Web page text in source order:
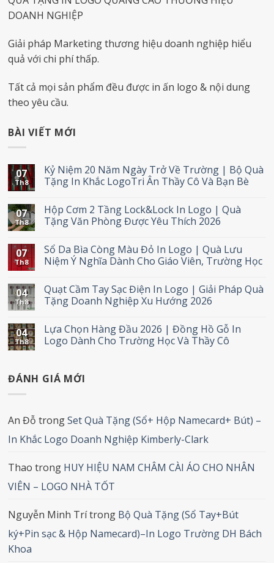
DOANH NGHIỆP
Giải pháp Marketing thương hiệu doanh nghiệp hiểu
quả với chi phí thấp.
Tất cả mọi sản phẩm đều được in ấn logo & nội dung
theo yêu cầu.
BÀI VIẾT MỚI
07
Th8
Kỷ Niệm 20 Năm Ngày Trở Về Trường | Bộ Quà
Tặng In Khắc LogoTri Ân Thầy Cô Và Bạn Bè
07
Th8
Hộp Cơm 2 Tầng Lock&Lock In Logo | Quà
Tặng Văn Phòng Được Yêu Thích 2026
07
Th8
Sổ Da Bìa Còng Màu Đỏ In Logo | Quà Lưu
Niệm Ý Nghĩa Dành Cho Giáo Viên, Trường Học
04
Th8
Quạt Cầm Tay Sạc Điện In Logo | Giải Pháp Quà
Tặng Doanh Nghiệp Xu Hướng 2026
04
Th8
Lựa Chọn Hàng Đầu 2026 | Đồng Hồ Gỗ In
Logo Dành Cho Trường Học Và Thầy Cô
ĐÁNH GIÁ MỚI
An Đỗ trongSet Quà Tặng (Sổ+ Hộp Namecard+ Bút) –
In Khắc Logo Doanh Nghiệp Kimberly-Clark
Thao trong HUY HIỆU NAM CHÂM CÀI ÁO CHO NHÂN
VIÊN – LOGO NHÀ TỐT
Nguyễn Minh Trítrong Bộ Quà Tặng (Sổ Tay+Bút
ký+Pin sạc & Hộp Namecard)–In Logo Trường DH Bách
Khoa